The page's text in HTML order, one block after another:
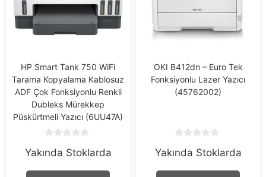
HP Smart Tank 750 WiFi
Tarama Kopyalama Kablosuz
ADF Çok Fonksiyonlu Renkli
Dubleks Mürekkep
Püskürtmeli Yazıcı (6UU47A)
o
t
Yakında Stoklarda
OKI B412dn – Euro Tek
Fonksiyonlu Lazer Yazıcı
(45762002)
o
t
Yakında Stoklarda